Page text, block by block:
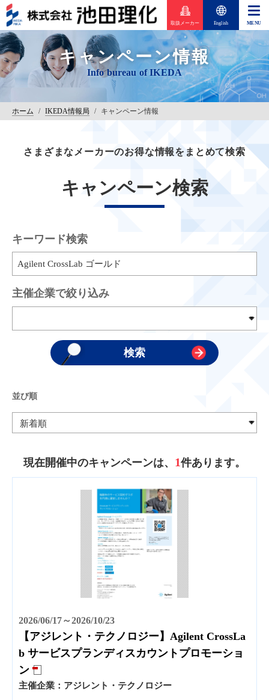
取扱メーカー English
キャンペーン情報
ホーム / IKEDA情報局 / キャンペーン情報
さまざまなメーカーのお得な情報をまとめて検索
キャンペーン検索
キーワード検索
主催企業で絞り込み
並び順
現在開催中のキャンペーンは、 1件あります。
2026/06/17～2026/10/23
【アジレント・テクノロジー】Agilent CrossLa
b サービスプランディスカウントプロモーショ
ン
主催企業： アジレント・テクノロジー